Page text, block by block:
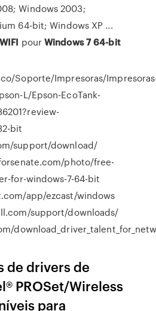
Windows 2003;
64-bit; Windows XP ...
WIFI pourWindows 764-bit
Soporte/Impresoras/
L/Epson-EcoTank-
bit
support/download/
photo/free-
for-windows-7-64-bit
app/ezcast/windows
support/downloads/
de drivers de
PROSet/Wireless
para